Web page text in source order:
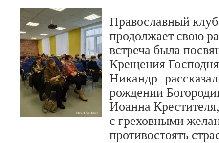
Православный
продолжает свою
встреча была
Крещения
Никандр
рождении
Иоанна
с греховными
противостоять